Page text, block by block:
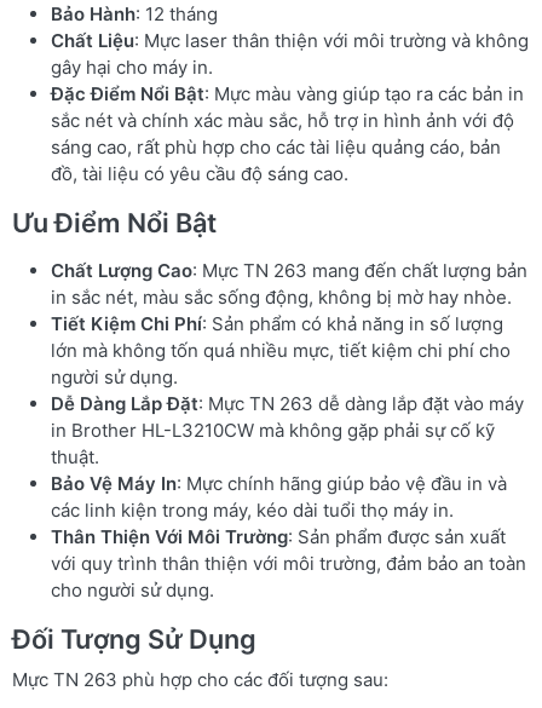
Bảo Hành: 12 tháng
Chất Liệu: Mực laser thân thiện với môi trường và không
gây hại cho máy in.
Đặc Điểm Nổi Bật: Mực màu vàng giúp tạo ra các bản in
sắc nét và chính xác màu sắc, hỗ trợ in hình ảnh với độ
sáng cao, rất phù hợp cho các tài liệu quảng cáo, bản
đồ, tài liệu có yêu cầu độ sáng cao.
Ưu Điểm Nổi Bật
Chất Lượng Cao: Mực TN 263 mang đến chất lượng bản
in sắc nét, màu sắc sống động, không bị mờ hay nhòe.
Tiết Kiệm Chi Phí: Sản phẩm có khả năng in số lượng
lớn mà không tốn quá nhiều mực, tiết kiệm chi phí cho
người sử dụng.
Dễ Dàng Lắp Đặt: Mực TN 263 dễ dàng lắp đặt vào máy
in Brother HL-L3210CW mà không gặp phải sự cố kỹ
thuật.
Bảo Vệ Máy In: Mực chính hãng giúp bảo vệ đầu in và
các linh kiện trong máy, kéo dài tuổi thọ máy in.
Thân Thiện Với Môi Trường: Sản phẩm được sản xuất
với quy trình thân thiện với môi trường, đảm bảo an toàn
cho người sử dụng.
Đối Tượng Sử Dụng
Mực TN 263 phù hợp cho các đối tượng sau: